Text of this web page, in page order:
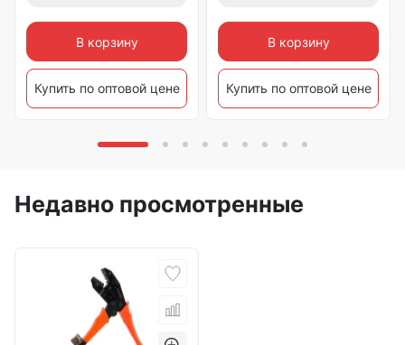
В корзину
Купить по оптовой цене
В корзину
Купить по оптовой цене
Недавно просмотренные